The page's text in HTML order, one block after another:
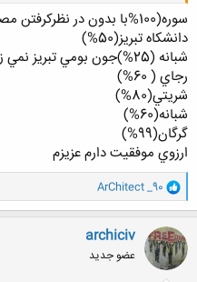
سوره(100%با بدون در نظركرفتن مصاحبه)
دانشكاه تبريز(50%)
شبانه (25%)جون بومي تبريز نمي زاره
رجاي ( 60%)
شريتي(80%)
شبانه(60%)
گرگان(99%)
ارزوي موفقيت دارم عزيزم
و
ا
ک
ن
ش
ه
ا
ArChitect _90
archiciv
عضو جدید